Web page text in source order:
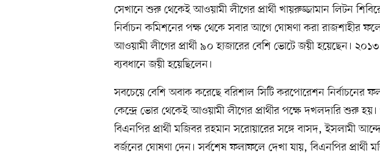
সেখানে শুরু থেকেই আওয়ামী লীগের প্রার্থী খায়রুজ্জামান লিটন
নির্বাচন কমিশনের পক্ষ থেকে সবার আগে ঘোষণা করা রাজশাহীর
আওয়ামী লীগের প্রার্থী ৯০ হাজারের বেশি ভোটে জয়ী হয়েছেন।
ব্যবধানে জয়ী হয়েছিলেন।
সবচেয়ে বেশি অবাক করেছে বরিশাল সিটি করপোরেশন নির্বাচনের
কেন্দ্রে ভোর থেকেই আওয়ামী লীগের প্রার্থীর পক্ষে দখলদারি শুরু
বিএনপির প্রার্থী মজিবর রহমান সরোয়ারের সঙ্গে বাসদ, ইসলামী
বর্জনের ঘোষণা দেন। সর্বশেষ ফলাফলে দেখা যায়, বিএনপির প্রার্থী